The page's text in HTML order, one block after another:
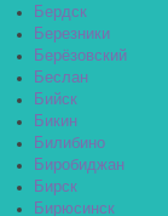
Бердск
Березники
Берёзовский
Беслан
Бийск
Бикин
Билибино
Биробиджан
Бирск
Бирюсинск